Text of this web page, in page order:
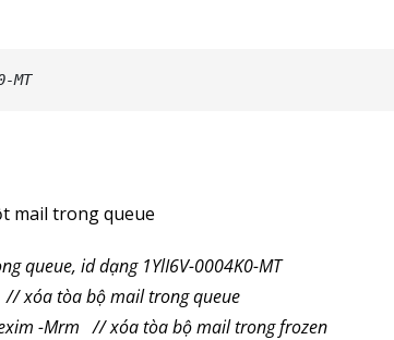
MT
mail trong queue
queue, id dạng 1YlI6V-0004K0-MT
// xóa tòa bộ mail trong queue
-Mrm // xóa tòa bộ mail trong frozen